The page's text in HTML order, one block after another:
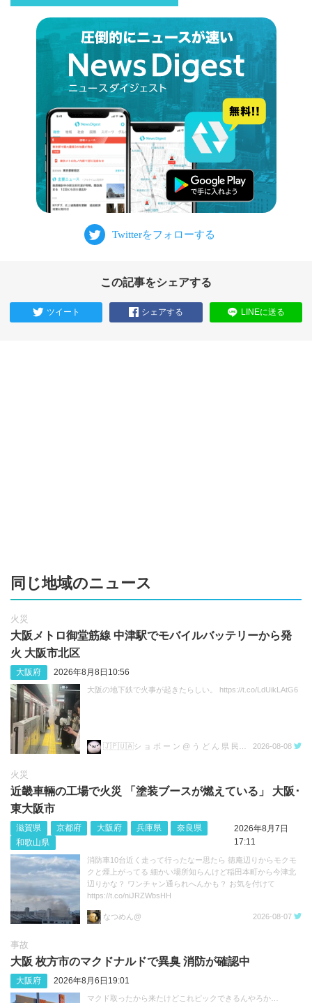
この記事をシェアする
ツイート シェアする LINEに送る
同じ地域のニュース
火災
大阪メトロ御堂筋線 中津駅でモバイルバッテリーから発
火 大阪市北区
大阪府 2026年8月8日10:56
大阪の地下鉄で火事が起きたらしい。 https://t.co/LdUikLAtG6
2026-08-08
火災
近畿車輛の工場で火災 「塗装ブースが燃えている」 大阪･
東大阪市
滋賀県 京都府 大阪府 兵庫県
奈良県
和歌山県
2026年8月7日
17:11
消防車10台近く走って行ったなー思たら 徳庵辺りからモクモ
クと煙上がってる 細かい場所知らんけど稲田本町から今津北
辺りかな？ ワンチャン通られへんかも？ お気を付けて
https://t.co/niJRZWbsHH
なつめん@ 2026-08-07
事故
大阪 枚方市のマクドナルドで異臭 消防が確認中
大阪府 2026年8月6日19:01
マクド取ったから来たけどこれピックできるんやろか…